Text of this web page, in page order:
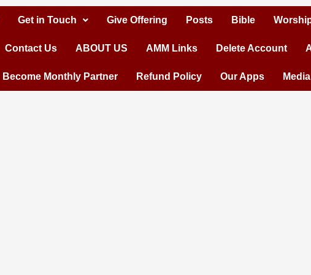
Get in Touch Give Offering Posts Bible
Contact Us ABOUT US AMM Links Delete Account
Become Monthly Partner Refund Policy Our Apps